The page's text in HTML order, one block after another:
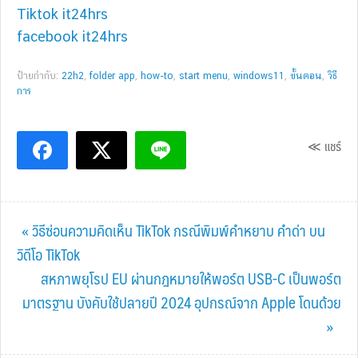
Tiktok it24hrs
facebook it24hrs
ป้ายกำกับ: 22h2,folder app, how-to, start menu, windows11 , ขั้นตอน,วิธี
การ
≪ แชร์
Previous
Post:
« วิธีซ่อนความคิดเห็น TikTok กรณีพิมพ์คำหยาบ คำด่า บน
วิดีโอ TikTok
Next
Post:
สหภาพยุโรป EU ผ่านกฎหมายให้พอร์ต USB-C เป็นพอร์ต
มาตรฐาน บังคับใช้ปลายปี 2024 อุปกรณ์จาก Apple โดนด้วย
»